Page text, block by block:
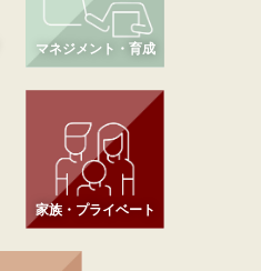
マネジメント・育成
家族・プライベート